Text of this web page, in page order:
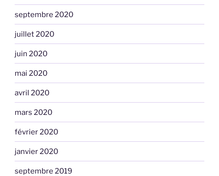
septembre 2020
juillet 2020
juin 2020
mai 2020
avril 2020
mars 2020
février 2020
janvier 2020
septembre 2019